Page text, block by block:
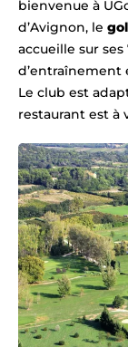
bienvenue à
d’Avignon, le
accueille sur
d’entraînement
Le club est
restaurant est à